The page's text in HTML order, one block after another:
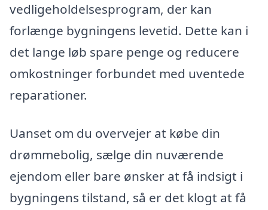
vedligeholdelsesprogram, der kan
forlænge bygningens levetid. Dette kan i
det lange løb spare penge og reducere
omkostninger forbundet med uventede
reparationer.
Uanset om du overvejer at købe din
drømmebolig, sælge din nuværende
ejendom eller bare ønsker at få indsigt i
bygningens tilstand, så er det klogt at få